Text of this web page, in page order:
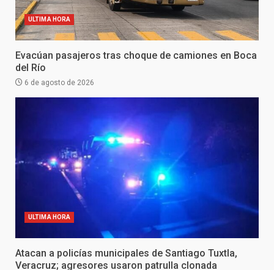
ULTIMA HORA
Evacúan pasajeros tras choque de camiones en Boca
del Río
6 de agosto de 2026
ULTIMA HORA
Atacan a policías municipales de Santiago Tuxtla,
Veracruz; agresores usaron patrulla clonada